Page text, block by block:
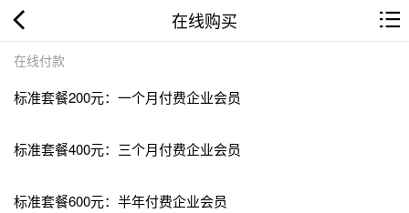
在线购买
在线付款
标准套餐200元：一个月付费企业会员
标准套餐400元：三个月付费企业会员
标准套餐600元：半年付费企业会员